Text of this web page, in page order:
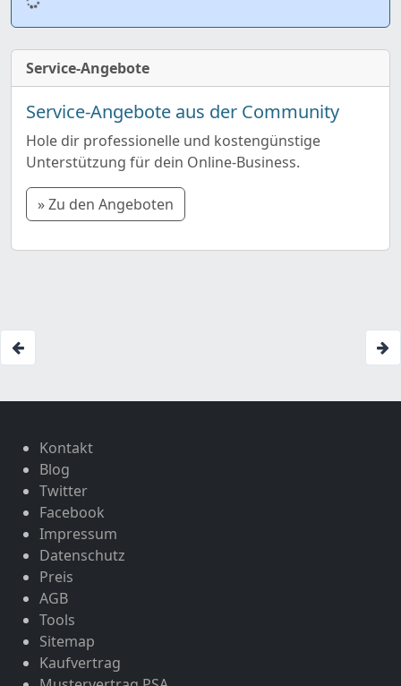
Service-Angebote
Service-Angebote aus der Community
Hole dir professionelle und kostengünstige
Unterstützung für dein Online-Business.
» Zu den Angeboten
Kontakt
Blog
Twitter
Facebook
Impressum
Datenschutz
Preis
AGB
Tools
Sitemap
Kaufvertrag